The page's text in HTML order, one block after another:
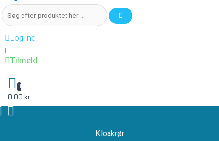
Log ind
|
Tilmeld
0
0,00 kr.
Kloakrør